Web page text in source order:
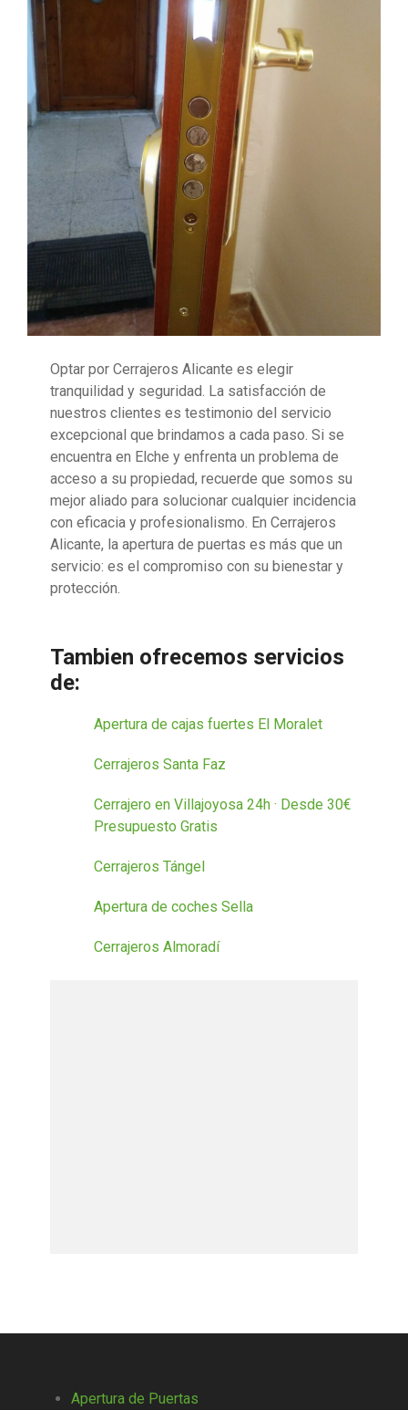
Optar por Cerrajeros Alicante es elegir
tranquilidad y seguridad. La satisfacción de
nuestros clientes es testimonio del servicio
excepcional que brindamos a cada paso. Si se
encuentra en Elche y enfrenta un problema de
acceso a su propiedad, recuerde que somos su
mejor aliado para solucionar cualquier incidencia
con eficacia y profesionalismo. En Cerrajeros
Alicante, la apertura de puertas es más que un
servicio: es el compromiso con su bienestar y
protección.
Tambien ofrecemos servicios
de:
Apertura de cajas fuertes El Moralet
Cerrajeros Santa Faz
Cerrajero en Villajoyosa 24h · Desde 30€
Presupuesto Gratis
Cerrajeros Tángel
Apertura de coches Sella
Cerrajeros Almoradí
Apertura de Puertas